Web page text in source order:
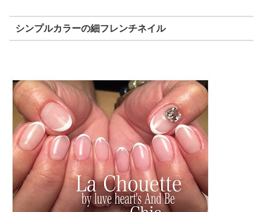
シンプルカラーの細フレンチネイル